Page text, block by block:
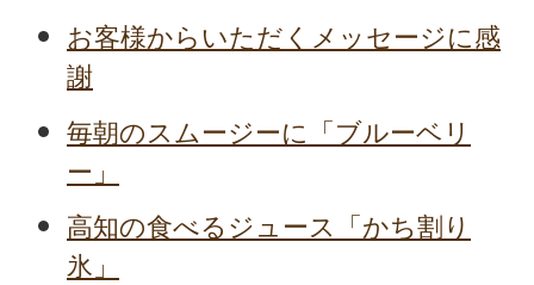
お客様からいただくメッセージに感
謝
毎朝のスムージーに「ブルーベリ
ー」
高知の食べるジュース「かち割り
氷」